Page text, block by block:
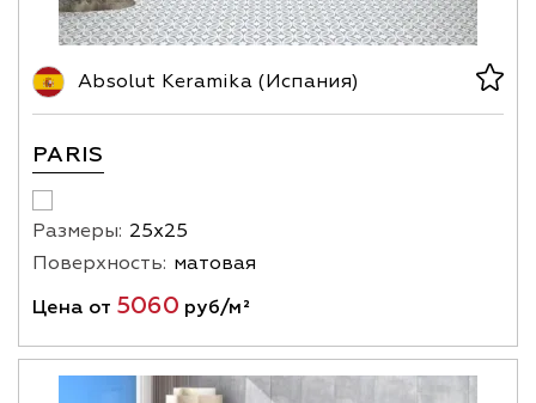
Absolut Keramika (Испания)
PARIS
Размеры: 25х25
Поверхность: матовая
Цена от 5060 руб/м²